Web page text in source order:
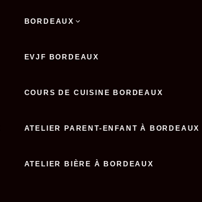
BORDEAUX
EVJF BORDEAUX
COURS DE CUISINE BORDEAUX
ATELIER PARENT-ENFANT À BORDEAUX
ATELIER BIÈRE À BORDEAUX